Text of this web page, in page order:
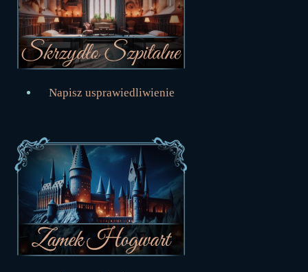
Napisz usprawiedliwienie